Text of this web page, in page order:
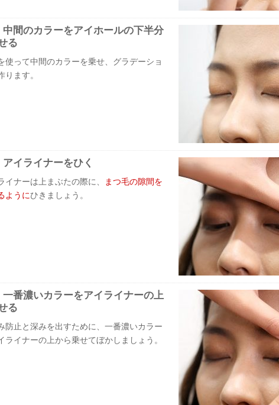
中間のカラーをアイホールの下半分
る
使って中間のカラーを乗せ、グラデーショ
ります。
アイライナーをひく
イナーは上まぶたの際に、
まつ毛の隙間を
ようにひきましょう。
一番濃いカラーをアイライナーの上
る
防止と深みを出すために、一番濃いカラー
ライナーの上から乗せてぼかしましょう。